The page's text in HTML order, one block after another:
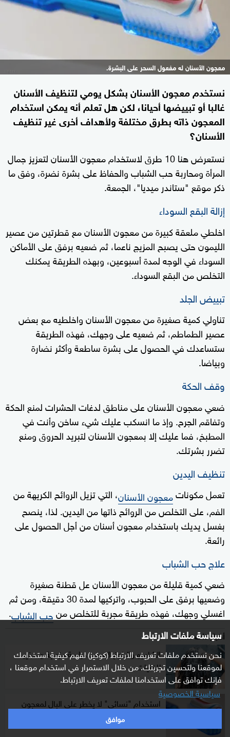
سياسة ملفات الارتباط
نحن نستخدم ملفات تعريف الارتباط (كوكيز) لفهم كيفية استخدامك
لموقعنا ولتحسين تجربتك. من خلال الاستمرار في استخدام موقعنا ،
فإنك توافق على استخدامنا لملفات تعريف الارتباط.
سياسية الخصوصية
موافق
معجون الأسنان له مفعول السحر على البشرة.
نستخدم معجون الأسنان بشكل يومي لتنظيف الأسنان
غالبا أو تبييضها أحيانا، لكن هل تعلم أنه يمكن استخدام
المعجون ذاته بطرق مختلفة ولأهداف أخرى غير تنظيف
الأسنان؟
نستعرض هنا 10 طرق لاستخدام معجون الأسنان لتعزيز جمال
المرأة ومحاربة حب الشباب والحفاظ على بشرة نضرة، وفق ما
ذكر موقع "ستاندر ميديا"، الجمعة.
إزالة البقع السوداء
اخلطي ملعقة كبيرة من معجون الأسنان مع قطرتين من عصير
الليمون حتى يصبح المزيج ناعما، ثم ضعيه برفق على الأماكن
السوداء في الوجه لمدة أسبوعين، وبهذه الطريقة يمكنك
التخلص من البقع السوداء.
تبييض الجلد
تناولي كمية صغيرة من معجون الأسنان واخلطيه مع بعض
عصير الطماطم، ثم ضعيه على وجهك، فهذه الطريقة
ستساعدك في الحصول على بشرة ساطعة وأكثر نضارة
وبياضا.
وقف الحكة
ضعي معجون الأسنان على مناطق لدغات الحشرات لمنع الحكة
وتفاقم الجرح. وإذ ما انسكب عليك شيء ساخن وأنت في
المطبخ، فما عليك إلا بمعجون الأسنان لتبريد الحروق ومنع
تضرر بشرتك.
تنظيف اليدين
تعمل مكوناتمعجون الأسنان، التي تزيل الروائح الكريهة من
الفم، على التخلص من الروائح ذاتها من اليدين. لذا، ينصح
بغسل يديك باستخدام معجون أسنان من أجل الحصول على
رائعة.
علاج حب الشباب
ضعي كمية قليلة من معجون الأسنان عل قطنة صغيرة
وضعيها برفق على الحبوب، واتركيها لمدة 30 دقيقة، ومن ثم
اغسلي وجهك، فهذه طريقة مجربة للتخلص منحب الشباب.
أخبار ذات صلة
الشامبو والبلوغ المبكر.. دراسة مزعجة وتحذير
للفتيات
استخدام "نسائي" لا يخطر على البال لمعجون